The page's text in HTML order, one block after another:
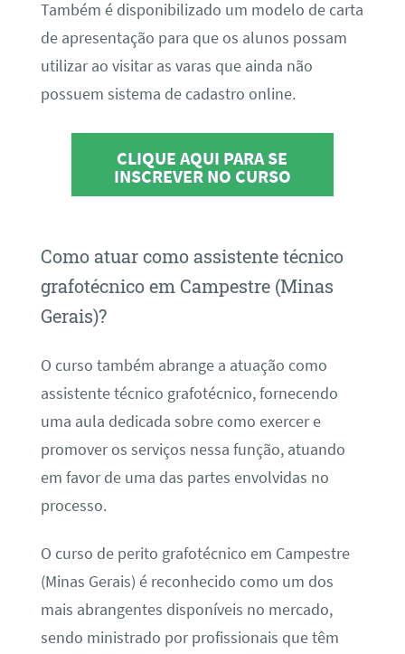
Também é disponibilizado um modelo de carta
de apresentação para que os alunos possam
utilizar ao visitar as varas que ainda não
possuem sistema de cadastro online.
CLIQUE AQUI PARA SE
INSCREVER NO CURSO
Como atuar como assistente técnico
grafotécnico em Campestre (Minas
Gerais)?
O curso também abrange a atuação como
assistente técnico grafotécnico, fornecendo
uma aula dedicada sobre como exercer e
promover os serviços nessa função, atuando
em favor de uma das partes envolvidas no
processo.
O curso de perito grafotécnico em Campestre
(Minas Gerais) é reconhecido como um dos
mais abrangentes disponíveis no mercado,
sendo ministrado por profissionais que têm